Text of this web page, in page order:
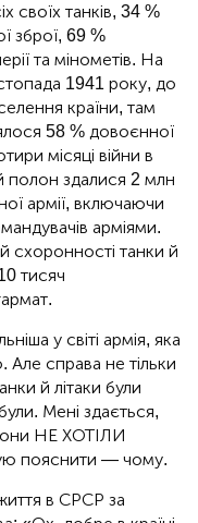
своїх танків, 34 %
зброї, 69 %
та мінометів. На
1941 року, до
країни, там
58 % довоєнної
місяці війни в
полон здалися 2 млн
армії, включаючи
арміями.
схоронності танки й
тисяч
у світі армія, яка
справа не тільки
й літаки були
Мені здається,
НЕ ХОТІЛИ
пояснити — чому.
в СРСР за